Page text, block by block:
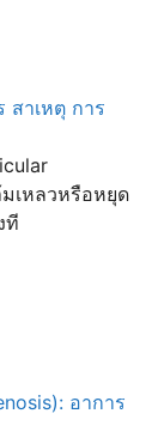
สาเหตุ การ
เหลวหรือหยุด
ที
อาการ